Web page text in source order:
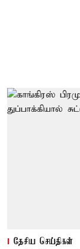
தேசிய செய்திகள்